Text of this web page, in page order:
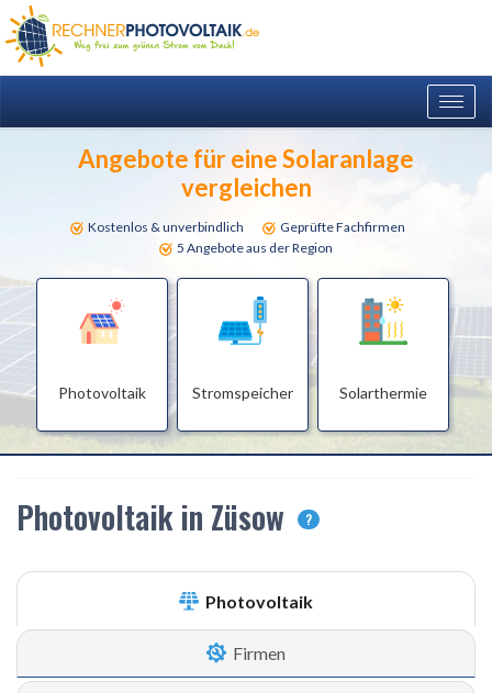
Angebote für eine Solaranlage
vergleichen
Kostenlos & unverbindlich
Geprüfte Fachfirmen
5 Angebote aus der Region
Photovoltaik Stromspeicher Solarthermie
Photovoltaik in Züsow ?
Photovoltaik
Firmen